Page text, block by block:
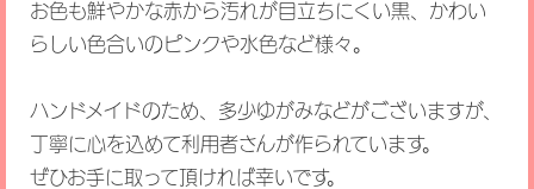
お色も鮮やかな赤から汚れが目立ちにくい黒、かわい
らしい色合いのピンクや水色など様々。
ハンドメイドのため、多少ゆがみなどがございますが、
丁寧に心を込めて利用者さんが作られています。
ぜひお手に取って頂ければ幸いです。